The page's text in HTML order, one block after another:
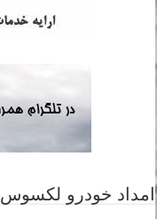
امداد خودرو لکسوس